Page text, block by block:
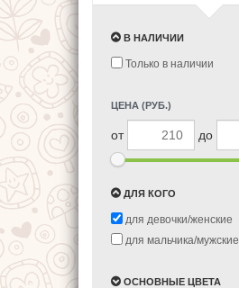
В НАЛИЧИИ
Только в наличии
ЦЕНА (РУБ.)
от до
ДЛЯ КОГО
для девочки/женские
для мальчика/мужские
ОСНОВНЫЕ ЦВЕТА